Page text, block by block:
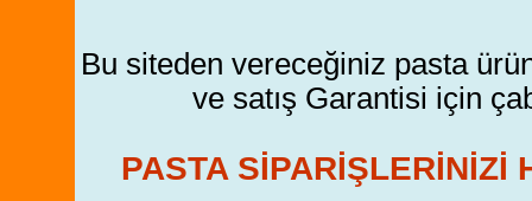
Bu siteden vereceğiniz pasta
ve satış Garantisi için
PASTA SİPARİŞLERİNİZİ